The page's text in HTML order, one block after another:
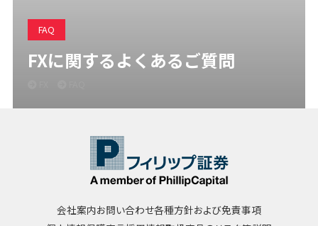
FAQ
FXに関するよくあるご質問
会社案内お問い合わせ各種方針および免責事項